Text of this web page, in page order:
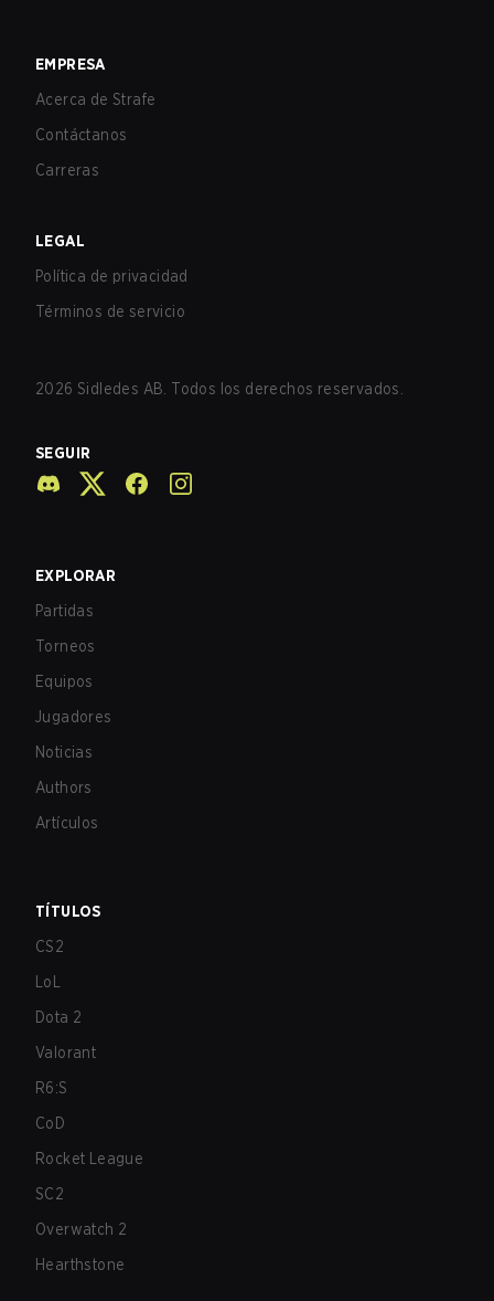
EMPRESA
Acerca de Strafe
Contáctanos
Carreras
LEGAL
Política de privacidad
Términos de servicio
2026 Sidledes AB. Todos los derechos reservados.
SEGUIR
EXPLORAR
Partidas
Torneos
Equipos
Jugadores
Noticias
Authors
Artículos
TÍTULOS
CS2
LoL
Dota 2
Valorant
R6:S
CoD
Rocket League
SC2
Overwatch 2
Hearthstone